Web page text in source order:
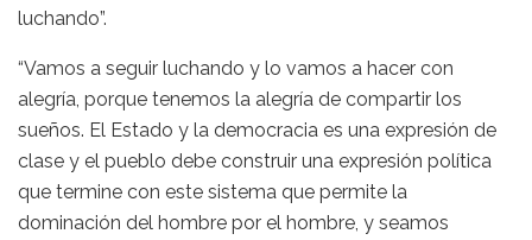
luchando”.
“Vamos a seguir luchando y lo vamos a hacer con
alegría, porque tenemos la alegría de compartir los
sueños. El Estado y la democracia es una expresión de
clase y el pueblo debe construir una expresión política
que termine con este sistema que permite la
dominación del hombre por el hombre, y seamos